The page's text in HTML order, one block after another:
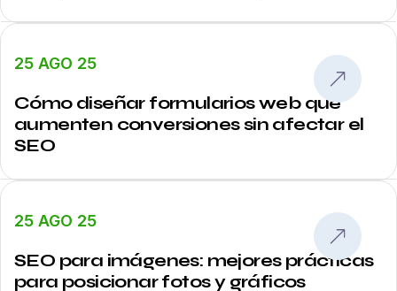
25 AGO 25
Cómo diseñar formularios web que
aumenten conversiones sin afectar el
SEO
25 AGO 25
SEO para imágenes: mejores prácticas
para posicionar fotos y gráficos